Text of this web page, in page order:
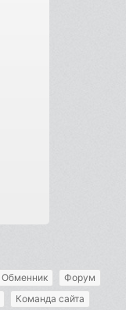
Обменник
Форум
Команда сайта